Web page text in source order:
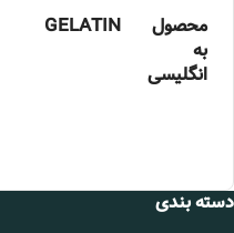
محصول
به
انگلیسی
GELATIN
دیگر
دسته بندی